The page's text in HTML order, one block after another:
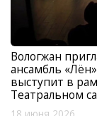
Вологжан
ансамбль
выступит в
Театральном